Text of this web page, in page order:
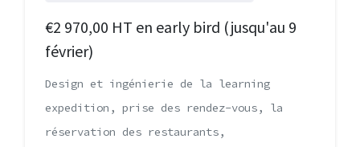
€2 970,00 HT en early bird (jusqu'au 9
février)
Design et ingénierie de la learning
expedition, prise des rendez-vous, la
réservation des restaurants,